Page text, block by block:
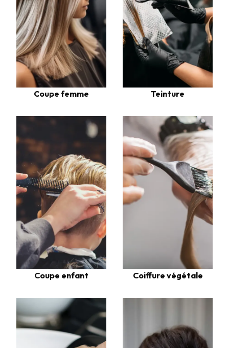
Coupe femme Teinture
Coupe enfant Coiffure végétale